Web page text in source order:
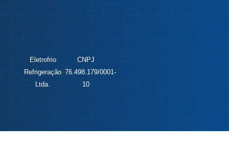
Eletrofrio
Refrigeração
Ltda.
CNPJ
76.498.179/0001-
10